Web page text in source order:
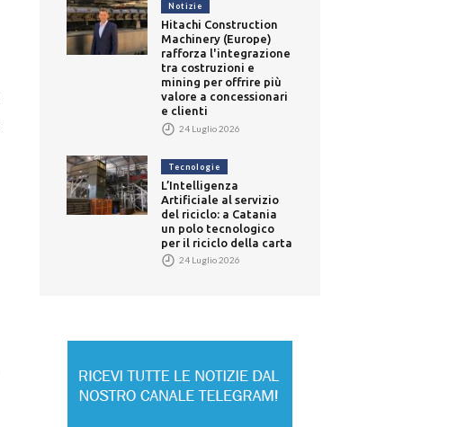
Notizie
Hitachi Construction
Machinery (Europe)
rafforza l'integrazione
tra costruzioni e
mining per offrire più
valore a concessionari
e clienti
24 Luglio 2026
Tecnologie
L’Intelligenza
Artificiale al servizio
del riciclo: a Catania
un polo tecnologico
per il riciclo della carta
24 Luglio 2026